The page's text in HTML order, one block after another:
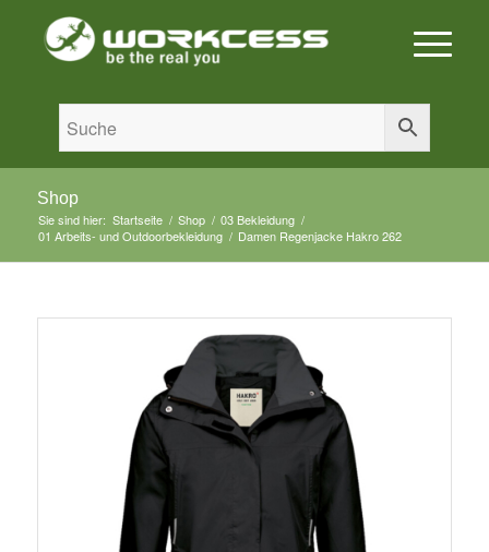
Shop
Sie sind hier: Startseite / Shop / 03 Bekleidung /
01 Arbeits- und Outdoorbekleidung / Damen Regenjacke Hakro 262